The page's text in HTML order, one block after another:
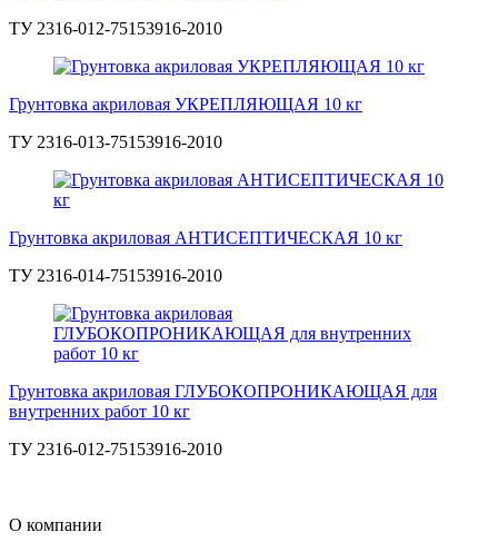
ТУ 2316-012-75153916-2010
Грунтовка акриловая УКРЕПЛЯЮЩАЯ 10 кг
ТУ 2316-013-75153916-2010
Грунтовка акриловая АНТИСЕПТИЧЕСКАЯ 10 кг
ТУ 2316-014-75153916-2010
Грунтовка акриловая ГЛУБОКОПРОНИКАЮЩАЯ для
внутренних работ 10 кг
ТУ 2316-012-75153916-2010
О компании